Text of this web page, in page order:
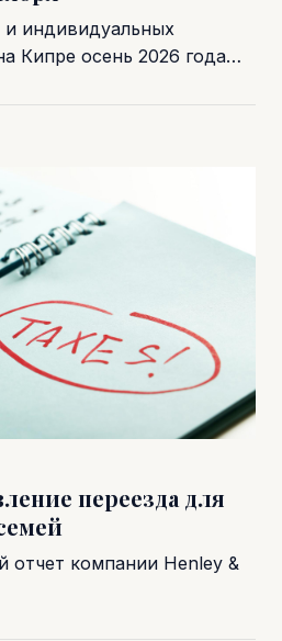
индивидуальных
Кипре осень 2026 года…
переезда для
компании Henley &